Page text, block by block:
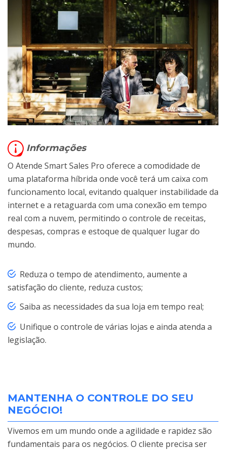
Informações
O Atende Smart Sales Pro oferece a comodidade de
uma plataforma híbrida onde você terá um caixa com
funcionamento local, evitando qualquer instabilidade da
internet e a retaguarda com uma conexão em tempo
real com a nuvem, permitindo o controle de receitas,
despesas, compras e estoque de qualquer lugar do
mundo.
Reduza o tempo de atendimento, aumente a
satisfação do cliente, reduza custos;
Saiba as necessidades da sua loja em tempo real;
Unifique o controle de várias lojas e ainda atenda a
legislação.
MANTENHA O CONTROLE DO SEU
NEGÓCIO!
Vivemos em um mundo onde a agilidade e rapidez são
fundamentais para os negócios. O cliente precisa ser